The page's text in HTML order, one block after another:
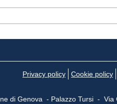
Privacy policy Cookie policy
di Genova - Palazzo Tursi -